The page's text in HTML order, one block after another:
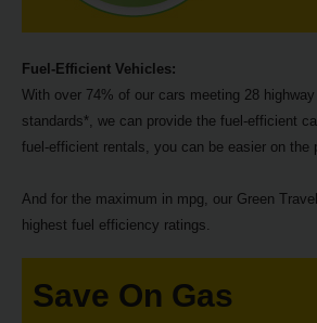
Ajuda
Carrinhas
Carros
Carros
Produtos
Fuel-Efficient Vehicles:
With over 74% of our cars meeting 28
standards*, we can provide the fuel-efficient
fuel-efficient rentals, you can be easier on the
And for the maximum in mpg, our Green
highest fuel efficiency ratings.
Save On Gas